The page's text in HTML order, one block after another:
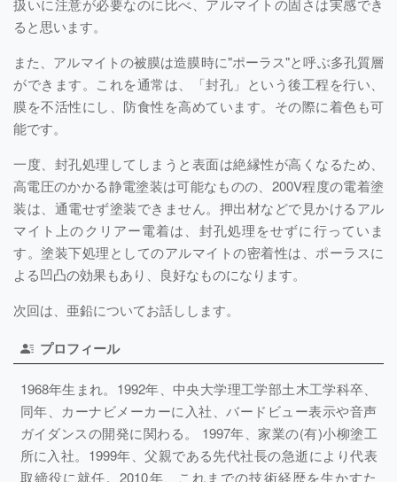
ると思います。
また、アルマイトの被膜は造膜時に"ポーラス"と呼ぶ多孔質層
ができます。これを通常は、「封孔」という後工程を行い、
膜を不活性にし、防食性を高めています。その際に着色も可
能です。
一度、封孔処理してしまうと表面は絶縁性が高くなるため、
高電圧のかかる静電塗装は可能なものの、200V程度の電着塗
装は、通電せず塗装できません。押出材などで見かけるアル
マイト上のクリアー電着は、封孔処理をせずに行っていま
す。塗装下処理としてのアルマイトの密着性は、ポーラスに
よる凹凸の効果もあり、良好なものになります。
次回は、亜鉛についてお話しします。
プロフィール
1968年生まれ。1992年、中央大学理工学部土木工学科卒、
同年、カーナビメーカーに入社、バードビュー表示や音声
ガイダンスの開発に関わる。 1997年、家業の(有)小柳塗工
所に入社。1999年、父親である先代社長の急逝により代表
取締役に就任。2010年、これまでの技術経歴を生かすた